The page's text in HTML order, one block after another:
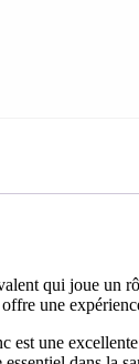
qui joue un
une
est une